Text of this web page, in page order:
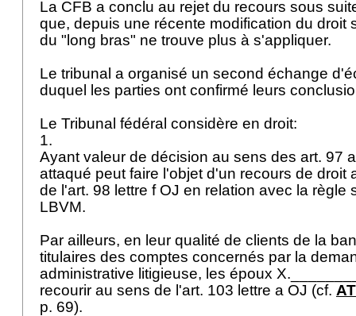
La CFB a conclu au rejet du recours sous
que, depuis une récente modification du droit
du "long bras" ne trouve plus à s'appliquer.
Le tribunal a organisé un second échange
duquel les parties ont confirmé leurs
Le Tribunal fédéral considère en droit:
1.
Ayant valeur de décision au sens des art. 97
attaqué peut faire l'objet d'un recours de droit
de l'art. 98 lettre f OJ en relation avec la règle
LBVM.
Par ailleurs, en leur qualité de clients de la
titulaires des comptes concernés par la
administrative litigieuse, les époux
recourir au sens de l'art. 103 lettre a OJ (cf.
p. 69).